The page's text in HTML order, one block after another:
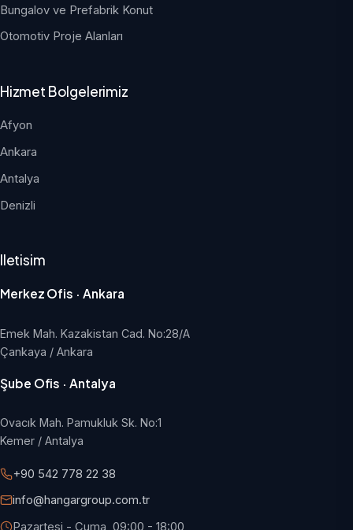
Bungalov ve Prefabrik Konut
Otomotiv Proje Alanları
Hizmet Bolgelerimiz
Afyon
Ankara
Antalya
Denizli
Iletisim
Merkez Ofis · Ankara
Emek Mah. Kazakistan Cad. No:28/A
Çankaya / Ankara
Şube Ofis · Antalya
Ovacık Mah. Pamukluk Sk. No:1
Kemer / Antalya
+90 542 778 22 38
info@hangargroup.com.tr
Pazartesi - Cuma, 09:00 - 18:00